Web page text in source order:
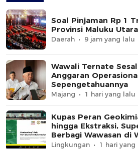
Soal Pinjaman Rp 1
Provinsi Maluku
Daerah 9 jam yang lalu
Wawali Ternate
Anggaran
Sepengetahuannya
Majang 1 hari yang lalu
Kupas Peran
hingga Ekstraksi,
Berbagi Wawasan di
UNG
Lingkungan 1 hari yang